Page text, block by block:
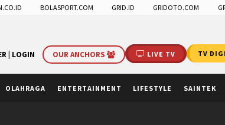
BOLASPORT.COM GRID.ID GRIDOTO.COM
LIVE TV TV
| LOGIN OUR ANCHORS
OLAHRAGA ENTERTAINMENT LIFESTYLE SAINTEK